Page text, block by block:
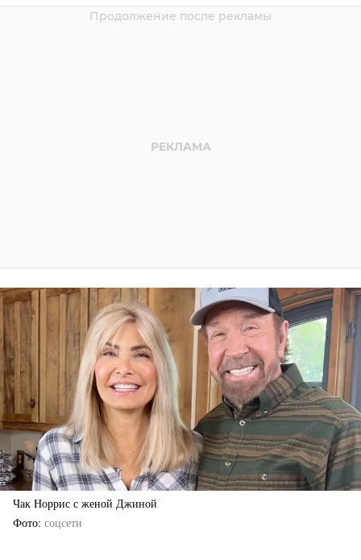
Чак Норрис с женой Джиной
Фото соцсети